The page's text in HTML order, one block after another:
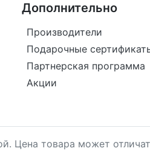
Дополнительно
Производители
Подарочные
Партнерская программа
Акции
Цена товара может